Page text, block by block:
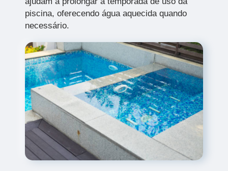
piscina, oferecendo água aquecida quando
necessário.